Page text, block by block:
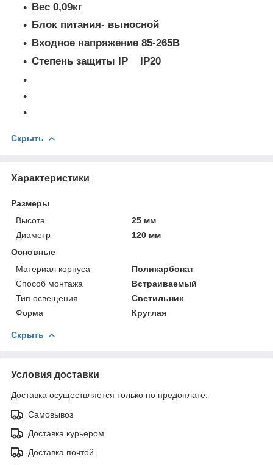
Вес 0,09кг
Блок питания- выносной
Входное напряжение 85-265В
Степень защиты IP IP20
Скрыть
Характеристики
Размеры
Высота
25 мм
Диаметр
120 мм
Основные
Материал корпуса
Поликарбонат
Способ монтажа
Встраиваемый
Тип освещения
Светильник
Форма
Круглая
Скрыть
Условия доставки
Доставка осуществляется только по предоплате.
Самовывоз
Доставка курьером
Доставка почтой